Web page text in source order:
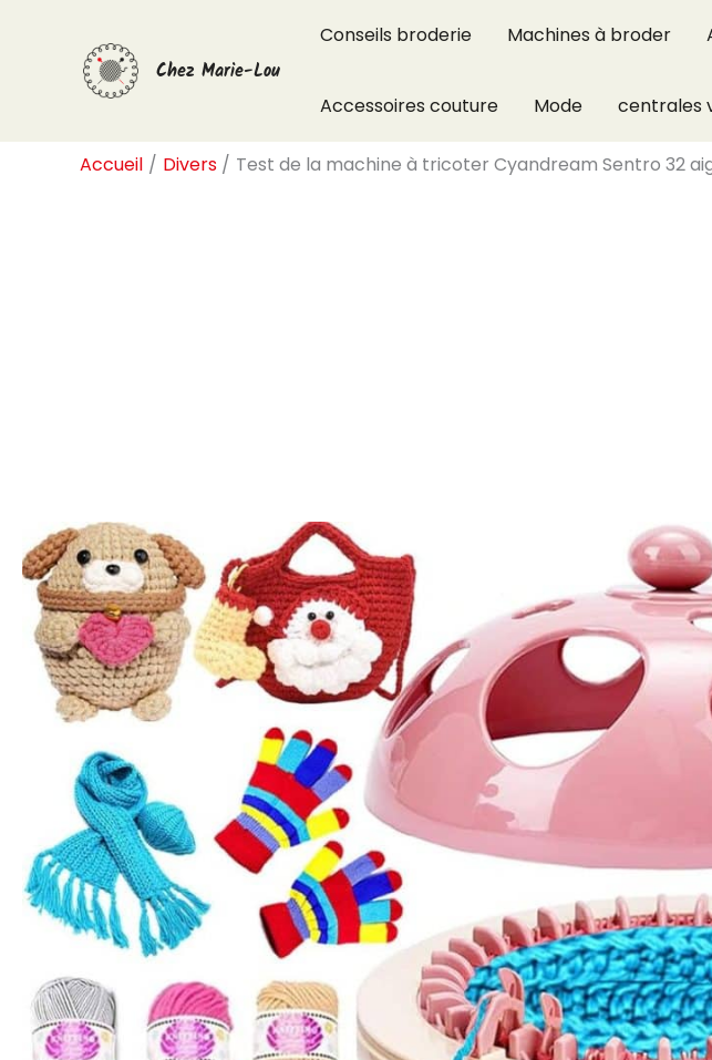
Chez Marie-Lou
Conseils broderie Machines à broder
Accessoires couture Mode centrales
Accueil Divers Test de la machine à tricoter Cyandream Sentro 32